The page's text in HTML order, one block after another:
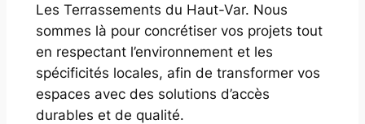
Les Terrassements du Haut-Var. Nous
sommes là pour concrétiser vos projets tout
en respectant l’environnement et les
spécificités locales, afin de transformer vos
espaces avec des solutions d’accès
durables et de qualité.